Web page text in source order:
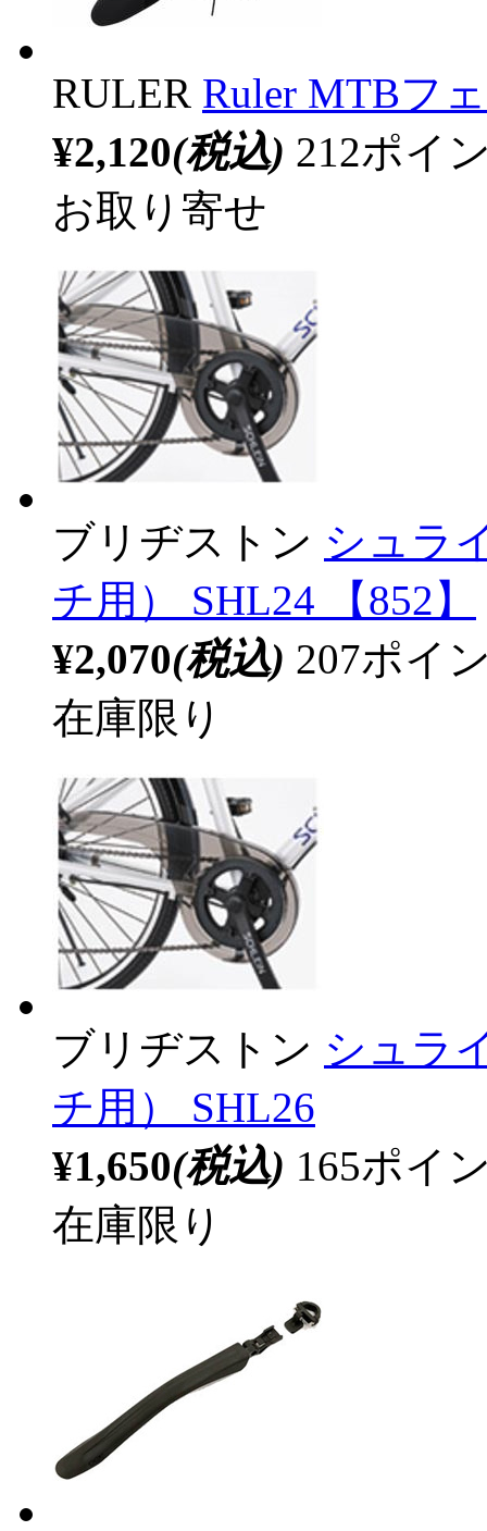
RULER Ruler MTBフ
¥2,120(税込) 212ポイ
お取り寄せ
ブリヂストン シュラ
チ用） SHL24 【852】
¥2,070(税込) 207ポイ
在庫限り
ブリヂストン シュラ
チ用） SHL26
¥1,650(税込) 165ポイ
在庫限り